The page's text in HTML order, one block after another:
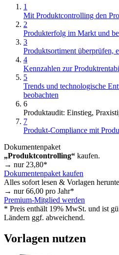
1
Mit Produktcontrolling den
2
Produkterfolg im Markt und
3
Produktsortiment überprüfen,
4
Kennzahlen zur
5
Trends und technologische
beobachten
6
Produktaudit: Einstieg,
7
Produkt-Compliance mit
Dokumentenpaket
„Produktcontrolling“ kaufen.
→ nur 23,80*
Dokumentenpaket kaufen
Alles sofort lesen & Vorlagen
→ nur66,00 pro Jahr*
Premium-Mitglied werden
* Preis enthält 19% MwSt. und ist
Ländern ggf. abweichend.
Vorlagen nutzen